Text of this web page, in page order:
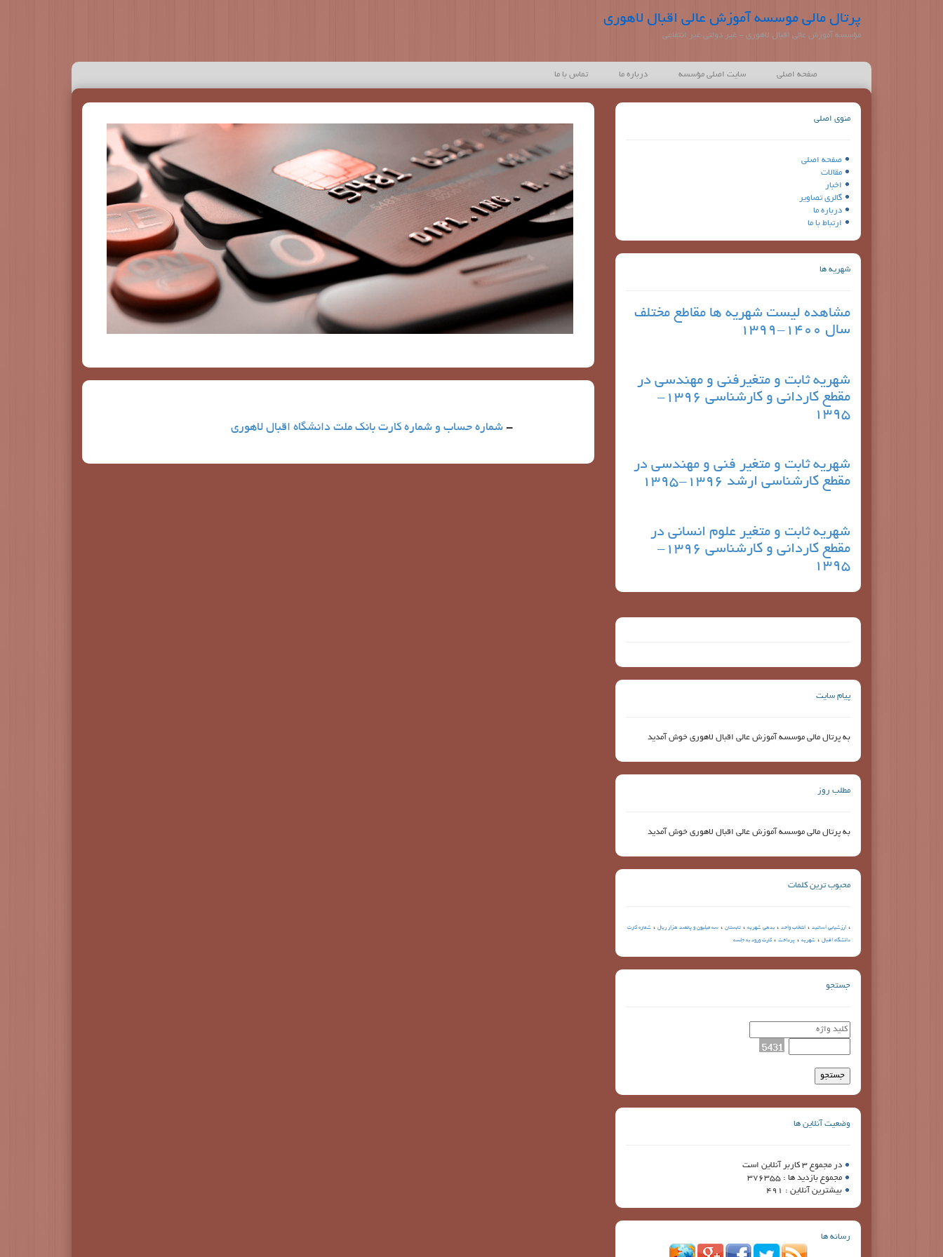
پرتال مالی موسسه آموزش عالی اقبال لاهوری
مؤسسه آموزش عالی اقبال لاهوری - غیر دولتی غیر انتفاعی
صفحه اصلی سایت اصلی مؤسسه درباره ما تماس با ما
منوی اصلی
صفحه اصلی
مقالات
اخبار
گالری تصاویر
درباره ما
ارتباط با ما
شهریه ها
مشاهده لیست شهریه ها مقاطع مختلف
سال 1400-1399
شهریه ثابت و متغیرفنی و مهندسی در
مقطع کاردانی و کارشناسی 1396-
1395
شهریه ثابت و متغیر فنی و مهندسی در
مقطع کارشناسی ارشد 1396-1395
شهریه ثابت و متغیر علوم انسانی در
مقطع کاردانی و کارشناسی 1396-
1395
پیام سایت
به پرتال مالی موسسه آموزش عالی اقبال لاهوری خوش آمدید
مطلب روز
به پرتال مالی موسسه آموزش عالی اقبال لاهوری خوش آمدید
محبوب ترین کلمات
، ارزشیابی اساتید ، انتخاب واحد ، بدهی شهریه ، تابستان ، سه میلیون و پانصد هزار ریال ، شماره کارت
دانشگاه اقبال ، شهریه ، پرداخت ، کارت ورود به جلسه
جستجو
وضعیت آنلاین ها
در مجموع 3 کاربر آنلاین است
مجموع بازدید ها : 376355
بیشترین آنلاین : 491
رسانه ها
- شماره حساب و شماره کارت بانک ملت دانشگاه اقبال لاهوری